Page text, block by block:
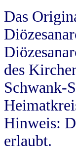
Das
des
Schwank-
Hinweis:
erlaubt.